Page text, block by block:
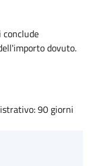
dovuto.
90 giorni